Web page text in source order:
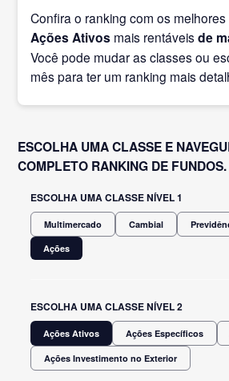
Confira o ranking com os
Ações Ativos mais rentáveisde
Você pode mudar as classes ou
mês para ter um ranking mais
ESCOLHA UMA CLASSE E
COMPLETO RANKING DE FUNDOS.
ESCOLHA UMA CLASSE NÍVEL 1
Multimercado Cambial
Ações
ESCOLHA UMA CLASSE NÍVEL 2
Ações Ativos Ações Específicos
Ações Investimento no Exterior